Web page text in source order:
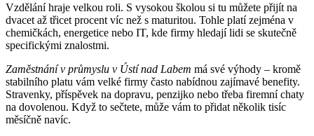
Vzdělání hraje velkou roli. S vysokou školou si tu můžete přijít na
dvacet až třicet procent víc než s maturitou. Tohle platí zejména v
chemičkách, energetice nebo IT, kde firmy hledají lidi se skutečně
specifickými znalostmi.
Zaměstnání v průmyslu v Ústí nad Labem má své výhody – kromě
stabilního platu vám velké firmy často nabídnou zajímavé benefity.
Stravenky, příspěvek na dopravu, penzijko nebo třeba firemní chaty
na dovolenou. Když to sečtete, může vám to přidat několik tisíc
měsíčně navíc.